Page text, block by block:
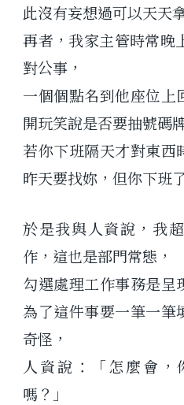
此沒有妄想過可以天天
再者，我家主管時常晚
對公事，
一個個點名到他座位上
開玩笑說是否要抽號碼
若你下班隔天才對東西
昨天要找妳，但你下班了
於是我與人資說，我
作，這也是部門常態，
勾選處理工作事務是呈
為了這件事要一筆一筆
奇怪，
人資說：「怎麼會
嗎？」